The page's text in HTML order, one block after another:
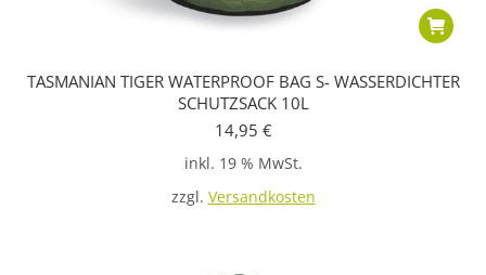
TASMANIAN TIGER WATERPROOF BAG S- WASSERDICHTER
SCHUTZSACK 10L
14,95 €
inkl. 19 % MwSt.
zzgl. Versandkosten